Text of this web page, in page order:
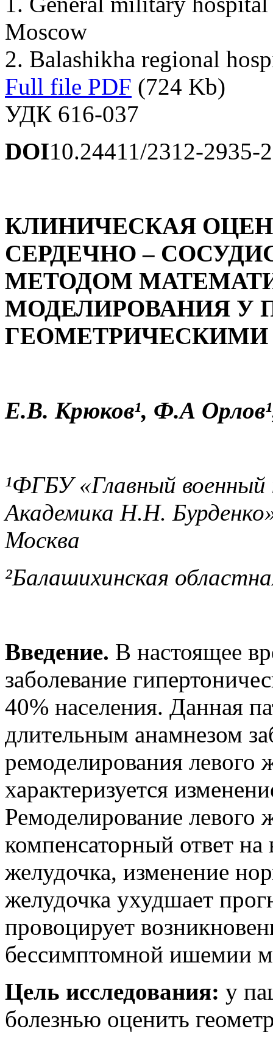
Moscow
2. Balashikha regional
Full file PDF (724 Kb)
УДК 616-037
DOI10.24411/2312-2935-
КЛИНИЧЕСКАЯ
СЕРДЕЧНО –
МЕТОДОМ
МОДЕЛИРОВАНИЯ У
Е.В. Крюков¹, Ф.А
¹ФГБУ «Главный военный
Академика Н.Н.
Москва
²Балашихинская
Введение. В настоящее
заболевание
40% населения. Данная
длительным анамнезом
ремоделирования
характеризуется
Ремоделирование левого
компенсаторный ответ
желудочка, изменение
желудочка ухудшает
провоцирует
бессимптомной ишемии
Цель исследования: у
болезнью оценить